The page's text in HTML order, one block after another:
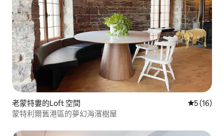
老蒙特婁的Loft 空間 從 16 則
5 (16)
蒙特利爾舊港區的夢幻海濱樹屋